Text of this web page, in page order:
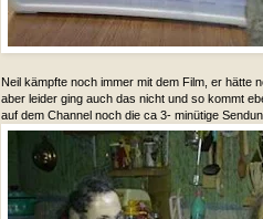
Neil kämpfte noch immer mit dem Film, er hätte
aber leider ging auch das nicht und so kommt
auf dem Channel noch die ca 3- minütige